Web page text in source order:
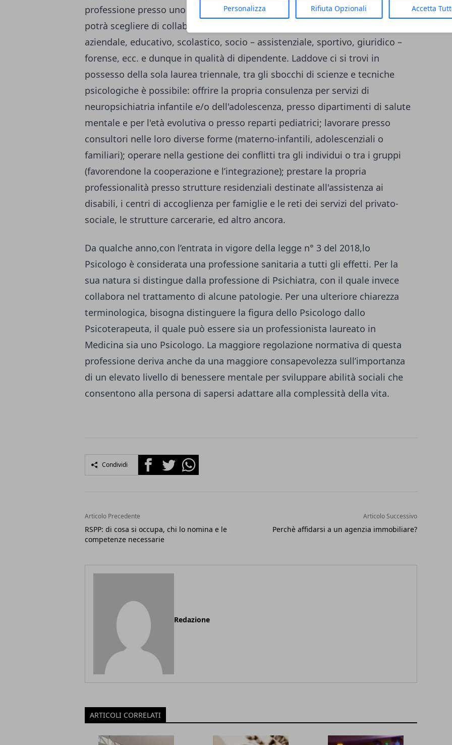
Personalizza Rifiuta Opzionali Accetta
professione presso uno studio privato in qualità di Psicologo, oppure si
potrà scegliere di collaborare in diversi settori come quello sociale,
aziendale, educativo, scolastico, socio – assistenziale, sportivo, giuridico –
forense, ecc. e dunque in qualità di dipendente. Laddove ci si trovi in
possesso della sola laurea triennale, tra gli sbocchi di scienze e tecniche
psicologiche è possibile: offrire la propria consulenza per servizi di
neuropsichiatria infantile e/o dell'adolescenza, presso dipartimenti di salute
mentale e per l'età evolutiva o presso reparti pediatrici; lavorare presso
consultori nelle loro diverse forme (materno-infantili, adolescenziali o
familiari); operare nella gestione dei conflitti tra gli individui o tra i gruppi
(favorendone la cooperazione e l’integrazione); prestare la propria
professionalità presso strutture residenziali destinate all'assistenza ai
disabili, i centri di accoglienza per famiglie e le reti dei servizi del privato-
sociale, le strutture carcerarie, ed altro ancora.
Da qualche anno,con l’entrata in vigore della legge n° 3 del 2018,lo
Psicologo è considerata una professione sanitaria a tutti gli effetti. Per la
sua natura si distingue dalla professione di Psichiatra, con il quale invece
collabora nel trattamento di alcune patologie. Per una ulteriore chiarezza
terminologica, bisogna distinguere la figura dello Psicologo dallo
Psicoterapeuta, il quale può essere sia un professionista laureato in
Medicina sia uno Psicologo. La maggiore regolazione normativa di questa
professione deriva anche da una maggiore consapevolezza sull’importanza
di un elevato livello di benessere mentale per sviluppare abilità sociali che
consentono alla persona di sapersi adattare alla complessità della vita.
Condividi FacebookTwitterWhatsapp
Articolo Precedente
RSPP: di cosa si occupa, chi lo nomina e le
competenze necessarie
Articolo Successivo
Perchè affidarsi a un agenzia immobiliare?
Redazione
ARTICOLI CORRELATI